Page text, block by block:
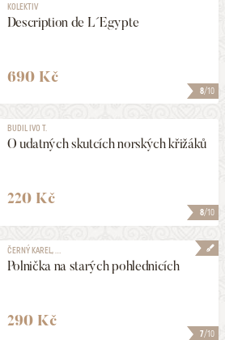
8/10
KOLEKTIV
Description de L´Egypte
690 Kč
8/10
BUDIL IVO T.
O udatných skutcích norských křižáků
220 Kč
7/10
ČERNÝ KAREL, ...
Polnička na starých pohlednicích
290 Kč